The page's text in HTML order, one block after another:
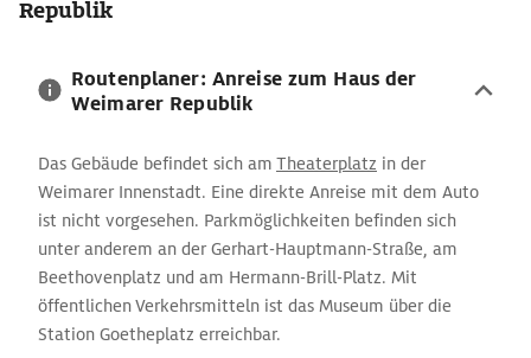
Republik
Routenplaner: Anreise zum Haus der
Weimarer Republik
Das Gebäude befindet sich am Theaterplatz in der
Weimarer Innenstadt. Eine direkte Anreise mit dem Auto
ist nicht vorgesehen. Parkmöglichkeiten befinden sich
unter anderem an der Gerhart-Hauptmann-Straße, am
Beethovenplatz und am Hermann-Brill-Platz. Mit
öffentlichen Verkehrsmitteln ist das Museum über die
Station Goetheplatz erreichbar.